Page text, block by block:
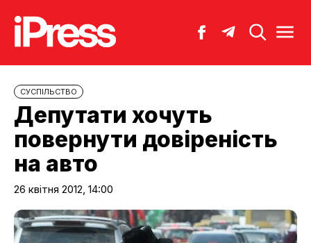
CУСПІЛЬСТВО
Депутати хочуть
повернути довіреність
на авто
26 квітня 2012, 14:00